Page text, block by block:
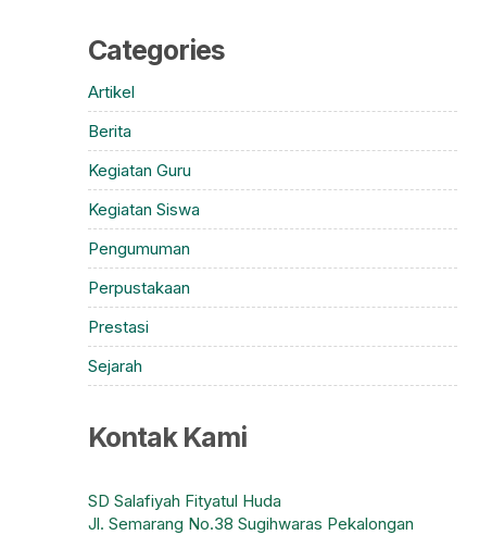
Categories
Artikel
Berita
Kegiatan Guru
Kegiatan Siswa
Pengumuman
Perpustakaan
Prestasi
Sejarah
Kontak Kami
SD Salafiyah Fityatul Huda
Jl. Semarang No.38 Sugihwaras Pekalongan